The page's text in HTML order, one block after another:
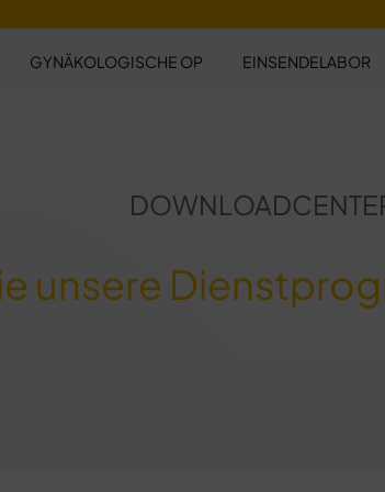
GYNÄKOLOGISCHE OP EINSENDELABOR
unsere